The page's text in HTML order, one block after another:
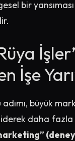
bir
İşe
adımı, büyük
daha fazla